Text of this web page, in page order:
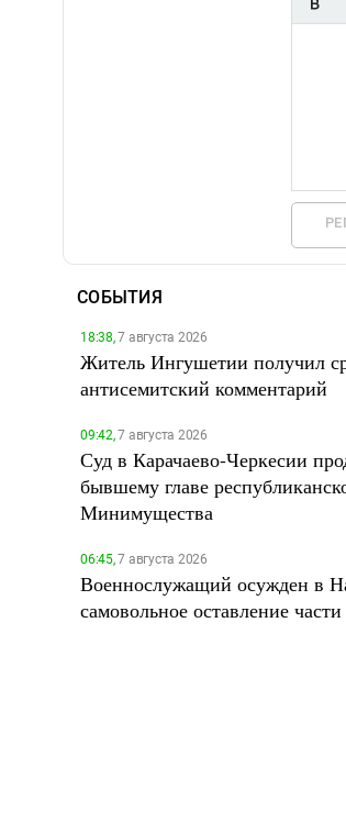
СОБЫТИЯ
18:38,7 августа 2026
Житель Ингушетии получил
антисемитский комментарий
09:42,7 августа 2026
Суд в Карачаево-Черкесии
бывшему главе
Минимущества
06:45,7 августа 2026
Военнослужащий осужден в
самовольное оставление части